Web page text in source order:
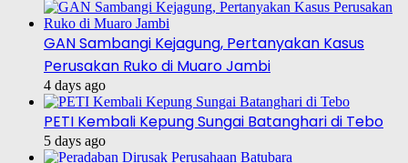
GAN Sambangi Kejagung, Pertanyakan Kasus
Perusakan Ruko di Muaro Jambi
4 days ago
PETI Kembali Kepung Sungai Batanghari di Tebo
5 days ago